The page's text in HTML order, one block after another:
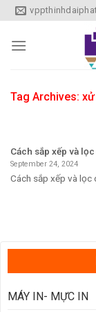
Skip
to
content
Tag Archives:
MÁY IN- MỰC IN
Cách sắp xếp và
September 24, 2024
Cách sắp xếp và lọc